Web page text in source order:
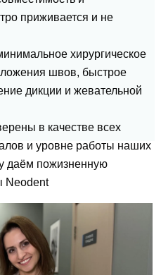
приживается и не
хирургическое
швов, быстрое
дикции и жевательной
в качестве всех
и уровне работы наших
даём пожизненную
Neodent